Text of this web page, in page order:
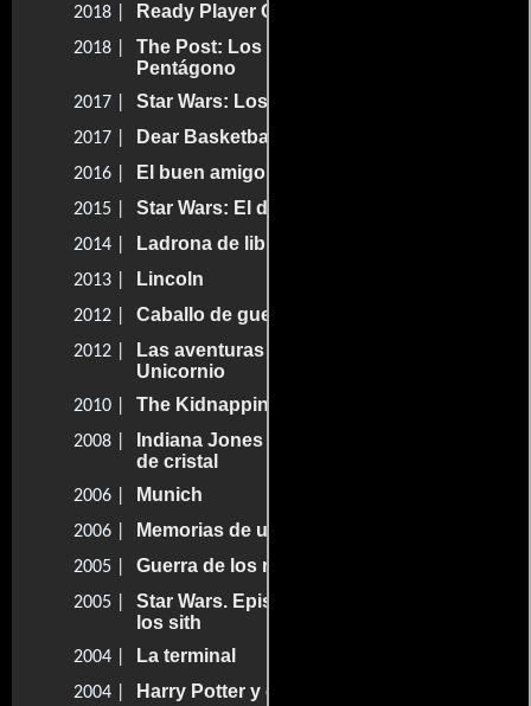
2018 | Ready Player One: Comienza el juego
2018 |
The Post: Los oscuros secretos del
Pentágono
2017 | Star Wars: Los últimos jedi
2017 | Dear Basketball
2016 | El buen amigo gigante
2015 | Star Wars: El despertar de la fuerza
2014 | Ladrona de libros
2013 | Lincoln
2012 | Caballo de guerra
2012 |
Las aventuras de Tintín - El secreto del
Unicornio
2010 | The Kidnapping of Edgardo Mortara
2008 |
Indiana Jones y el reino de la calavera
de cristal
2006 | Munich
2006 | Memorias de una geisha
2005 | Guerra de los mundos
2005 |
Star Wars. Episodio III: La venganza de
los sith
2004 | La terminal
2004 | Harry Potter y el prisionero de Azkaban